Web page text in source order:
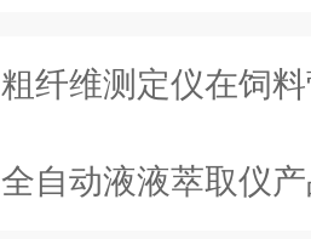
粗纤维测定仪在饲
全自动液液萃取仪产